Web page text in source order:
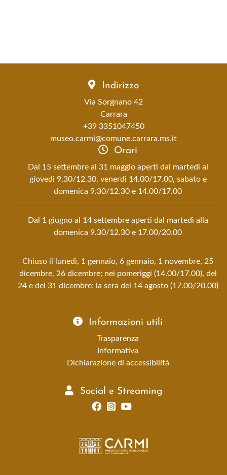
Indirizzo
Via Sorgnano 42
Carrara
+39 3351047450
museo.carmi@comune.carrara.ms.it
Orari
Dal 15 settembre al 31 maggio aperti dal martedì al
giovedì 9.30/12.30, venerdì 14.00/17.00, sabato e
domenica 9.30/12.30 e 14.00/17.00
Dal 1 giugno al 14 settembre aperti dal martedì alla
domenica 9.30/12.30 e 17.00/20.00
Chiuso il lunedì, 1 gennaio, 6 gennaio, 1 novembre, 25
dicembre, 26 dicembre; nei pomeriggi (14.00/17.00), del
24 e del 31 dicembre; la sera del 14 agosto (17.00/20.00)
Informazioni utili
Trasparenza
Informativa
Dichiarazione di accessibilità
Social e Streaming